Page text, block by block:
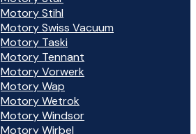
Motory Stihl
Motory Swiss Vacuum
Motory Taski
Motory Tennant
Motory Vorwerk
Motory Wap
Motory Wetrok
Motory Windsor
Motory Wirbel